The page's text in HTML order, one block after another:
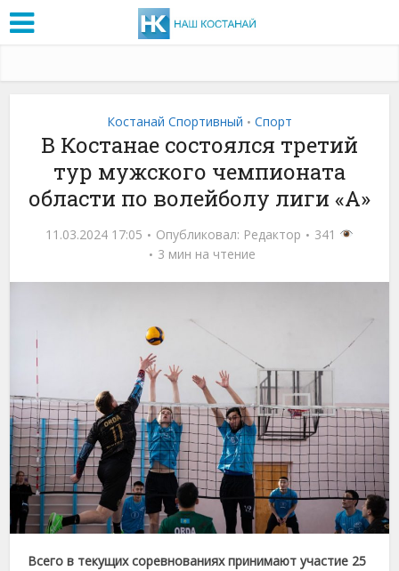
Костанай Спортивный • Спорт
В Костанае состоялся третий
тур мужского чемпионата
области по волейболу лиги «А»
11.03.2024 17:05 Опубликовал: Редактор
341
3 мин на чтение
Всего в текущих соревнованиях принимают участие 25